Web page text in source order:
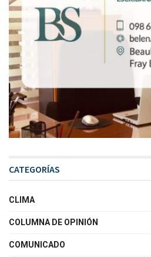
CATEGORÍAS
CLIMA
COLUMNA DE OPINIÓN
COMUNICADO